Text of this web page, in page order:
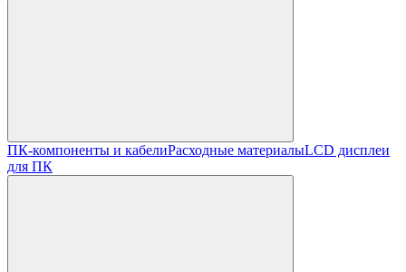
ПК-компоненты и кабелиРасходные материалыLCD дисплеи
для ПК